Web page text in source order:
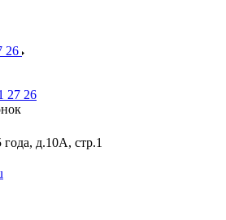
26
27 26
д.10А, стр.1